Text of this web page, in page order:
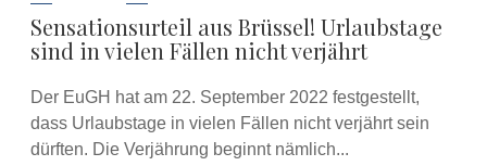
Sensationsurteil aus Brüssel! Urlaubstage
sind in vielen Fällen nicht verjährt
Der EuGH hat am 22. September 2022 festgestellt,
dass Urlaubstage in vielen Fällen nicht verjährt sein
dürften. Die Verjährung beginnt nämlich...